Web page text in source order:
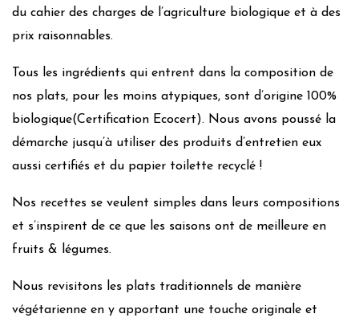
du cahier des charges de l’agriculture biologique et à des
prix raisonnables.
Tous les ingrédients qui entrent dans la composition de
nos plats, pour les moins atypiques, sont d’origine 100%
biologique(Certification Ecocert). Nous avons poussé la
démarche jusqu’à utiliser des produits d’entretien eux
aussi certifiés et du papier toilette recyclé !
Nos recettes se veulent simples dans leurs compositions
et s’inspirent de ce que les saisons ont de meilleure en
fruits & légumes.
Nous revisitons les plats traditionnels de manière
végétarienne en y apportant une touche originale et